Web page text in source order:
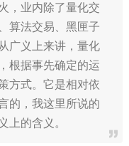
业内除了量化交
算法交易、黑匣子
广义上来讲，量化
根据事先确定的运
方式。它是相对依
的，我这里所说的
上的含义。